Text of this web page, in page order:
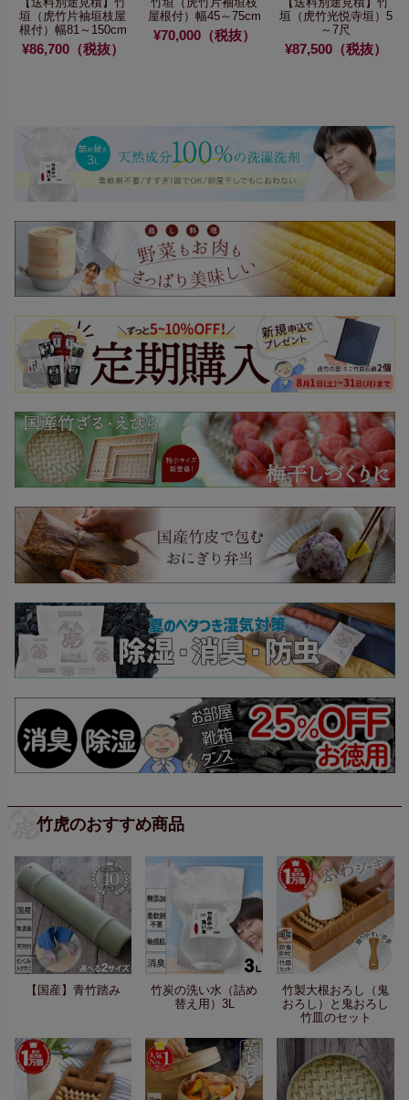
垣（虎竹片袖垣枝屋
根付）幅81～150cm
¥86,700（税抜）
屋根付）幅45～75cm
¥70,000（税抜）
垣（虎竹光悦寺垣）5
～7尺
¥87,500（税抜）
竹虎のおすすめ商品
【国産】青竹踏み
竹炭の洗い水（詰め
替え用）3L
竹製大根おろし（鬼
おろし）と鬼おろし
竹皿のセット